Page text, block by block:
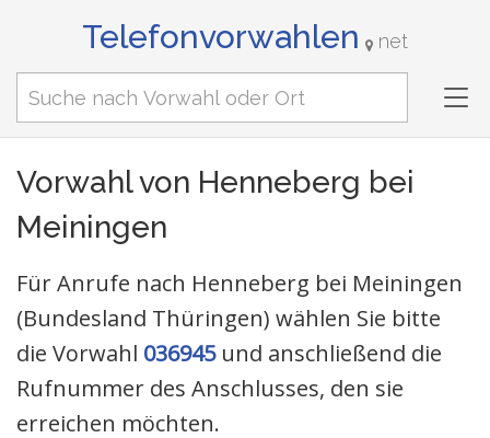
Telefonvorwahlen net
Vorwahl von Henneberg bei
Meiningen
Für Anrufe nach Henneberg bei Meiningen
(Bundesland Thüringen) wählen Sie bitte
die Vorwahl 036945und anschließend die
Rufnummer des Anschlusses, den sie
erreichen möchten.